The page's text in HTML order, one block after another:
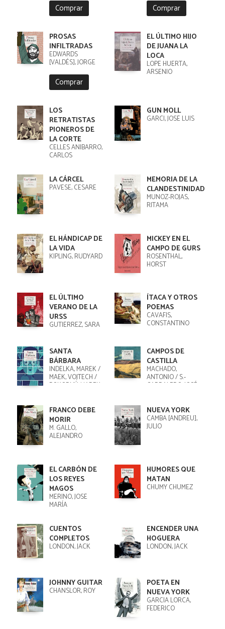
Comprar Comprar
PROSAS
INFILTRADAS
EDWARDS
[VALDÉS], JORGE
Comprar
EL ÚLTIMO HIJO
DE JUANA LA
LOCA
LOPE HUERTA,
ARSENIO
LOS
RETRATISTAS
PIONEROS DE
LA CORTE
CELLES ANIBARRO,
CARLOS
GUN MOLL
GARCI, JOSÉ LUIS
LA CÁRCEL
PAVESE, CESARE
MEMORIA DE LA
CLANDESTINIDAD
MUÑOZ-ROJAS,
RITAMA
EL HÁNDICAP DE
LA VIDA
KIPLING, RUDYARD
MICKEY EN EL
CAMPO DE GURS
ROSENTHAL,
HORST
EL ÚLTIMO
VERANO DE LA
URSS
GUTIÉRREZ, SARA
ÍTACA Y OTROS
POEMAS
CAVAFIS,
CONSTANTINO
SANTA
BÁRBARA
INDELKA, MAREK /
MAEK, VOJTECH /
POKORNÝ, MAREK
CAMPOS DE
CASTILLA
MACHADO,
ANTONIO / S.-
CARRALERO, JOSÉ
FRANCO DEBE
MORIR
M. GALLO,
ALEJANDRO
NUEVA YORK
CAMBA [ANDREU],
JULIO
EL CARBÓN DE
LOS REYES
MAGOS
MERINO, JOSÉ
MARÍA
HUMORES QUE
MATAN
CHUMY CHÚMEZ
CUENTOS
COMPLETOS
LONDON, JACK
ENCENDER UNA
HOGUERA
LONDON, JACK
JOHNNY GUITAR
CHANSLOR, ROY
POETA EN
NUEVA YORK
GARCÍA LORCA,
FEDERICO